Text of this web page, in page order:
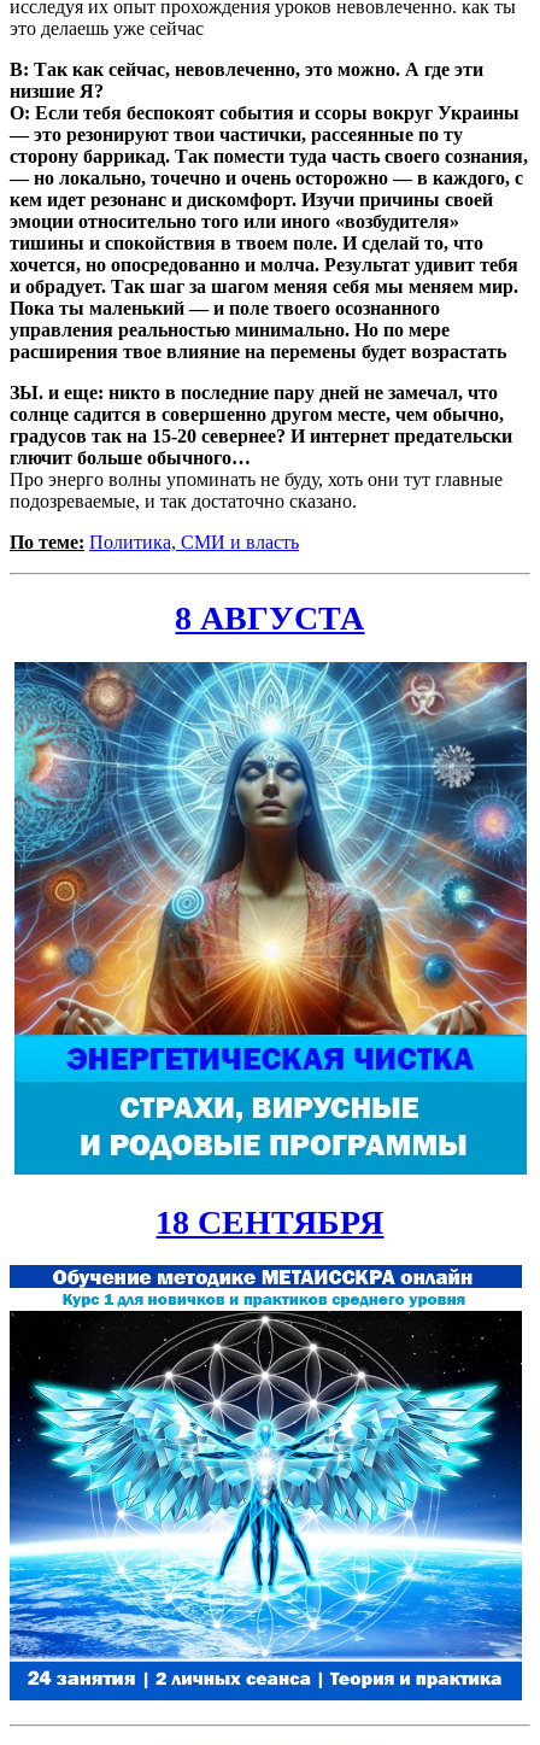
исследуя их опыт прохождения уроков невовлеченно. как ты
это делаешь уже сейчас
В: Так как сейчас, невовлеченно, это можно. А где эти
низшие Я?
О: Если тебя беспокоят события и ссоры вокруг Украины
— это резонируют твои частички, рассеянные по ту
сторону баррикад. Так помести туда часть своего сознания,
— но локально, точечно и очень осторожно — в каждого, с
кем идет резонанс и дискомфорт. Изучи причины своей
эмоции относительно того или иного «возбудителя»
тишины и спокойствия в твоем поле. И сделай то, что
хочется, но опосредованно и молча. Результат удивит тебя
и обрадует. Так шаг за шагом меняя себя мы меняем мир.
Пока ты маленький — и поле твоего осознанного
управления реальностью минимально. Но по мере
расширения твое влияние на перемены будет возрастать
ЗЫ. и еще: никто в последние пару дней не замечал, что
солнце садится в совершенно другом месте, чем обычно,
градусов так на 15-20 севернее? И интернет предательски
глючит больше обычного…
Про энерго волны упоминать не буду, хоть они тут главные
подозреваемые, и так достаточно сказано.
По теме: Политика, СМИ и власть
8 АВГУСТА
18 СЕНТЯБРЯ